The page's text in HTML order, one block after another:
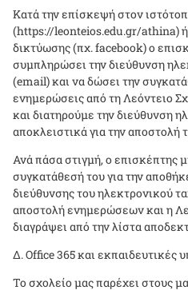
Κατά την επίσκεψή στον
(https://leonteios.edu.gr/athina)
δικτύωσης (πχ. facebook) ο
συμπληρώσει την διεύθυνση
(email) και να δώσει την
ενημερώσεις από τη Λεόντειο
και διατηρούμε την διεύθυνση
αποκλειστικά για την
Ανά πάσα στιγμή, ο επισκέπτης
συγκατάθεσή του για την
διεύθυνσης του ηλεκτρονικού
αποστολή ενημερώσεων και η
διαγράψει από την λίστα
Δ.Office365 και εκπαιδευτικές
Το σχολείο μας παρέχει στους